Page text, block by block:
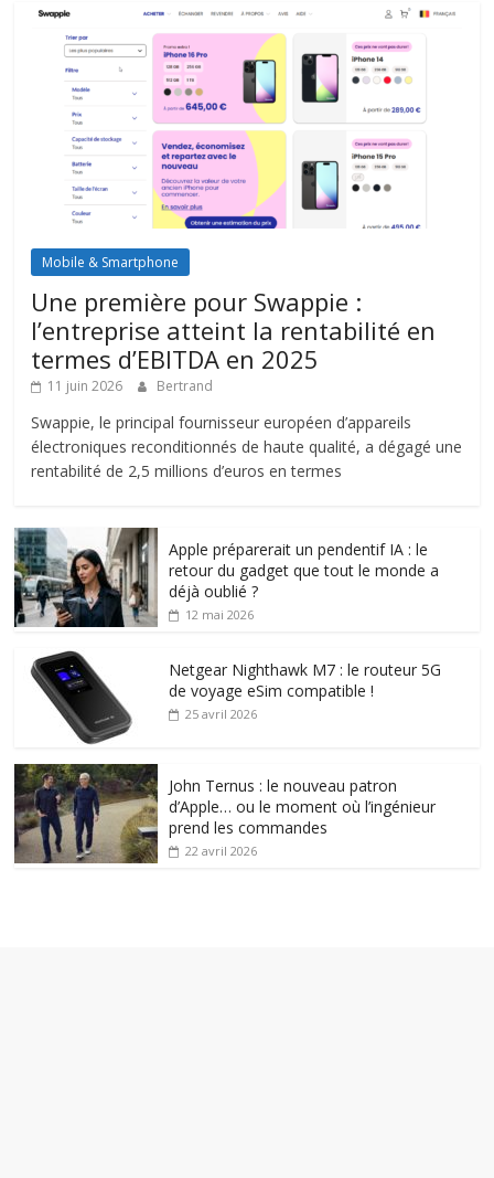
Mobile & Smartphone
Une première pour Swappie :
l’entreprise atteint la rentabilité en
termes d’EBITDA en 2025
11 juin 2026 Bertrand
Swappie, le principal fournisseur européen d’appareils
électroniques reconditionnés de haute qualité, a dégagé une
rentabilité de 2,5 millions d’euros en termes
Apple préparerait un pendentif IA : le
retour du gadget que tout le monde a
déjà oublié ?
12 mai 2026
Netgear Nighthawk M7 : le routeur 5G
de voyage eSim compatible !
25 avril 2026
John Ternus : le nouveau patron
d’Apple… ou le moment où l’ingénieur
prend les commandes
22 avril 2026